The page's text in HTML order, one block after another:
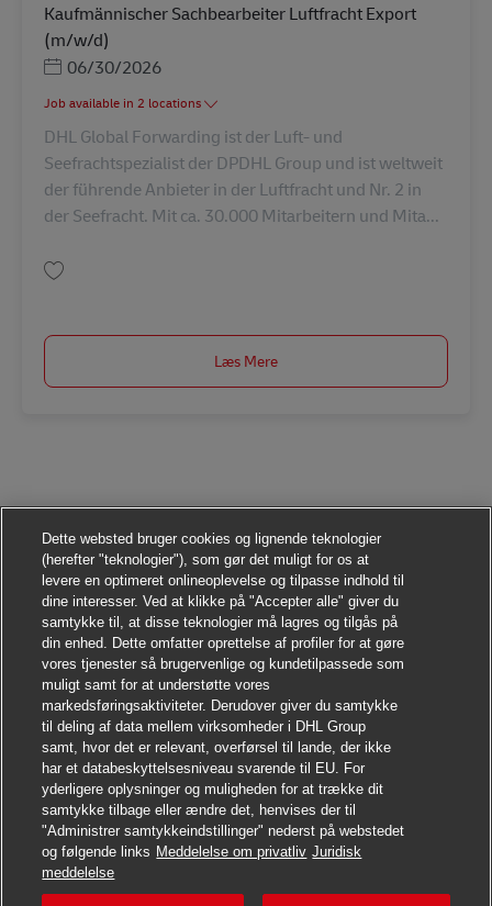
Søg jobbet
Kaufmännischer Sachbearbeiter Luftfracht Export
(m/w/d)
Posted Date
06/30/2026
Job available in 2 locations
DHL Global Forwarding ist der Luft- und
Seefrachtspezialist der DPDHL Group und ist weltweit
der führende Anbieter in der Luftfracht und Nr. 2 in
der Seefracht. Mit ca. 30.000 Mitarbeitern und Mita...
Læs Mere
Dette websted bruger cookies og lignende teknologier
(herefter "teknologier"), som gør det muligt for os at
levere en optimeret onlineoplevelse og tilpasse indhold til
dine interesser. Ved at klikke på "Accepter alle" giver du
samtykke til, at disse teknologier må lagres og tilgås på
din enhed. Dette omfatter oprettelse af profiler for at gøre
vores tjenester så brugervenlige og kundetilpassede som
muligt samt for at understøtte vores
markedsføringsaktiviteter. Derudover giver du samtykke
til deling af data mellem virksomheder i DHL Group
samt, hvor det er relevant, overførsel til lande, der ikke
har et databeskyttelsesniveau svarende til EU. For
yderligere oplysninger og muligheden for at trække dit
samtykke tilbage eller ændre det, henvises der til
"Administrer samtykkeindstillinger" nederst på webstedet
og følgende links Meddelelse om privatliv Juridisk
meddelelse